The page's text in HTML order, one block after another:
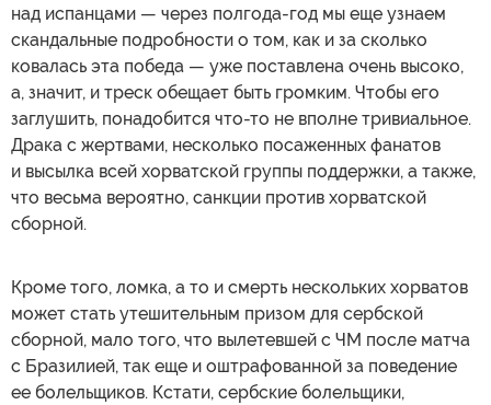
над испанцами — через полгода-год мы еще узнаем
скандальные подробности о том, как и за сколько
ковалась эта победа — уже поставлена очень высоко,
а, значит, и треск обещает быть громким. Чтобы его
заглушить, понадобится что-то не вполне тривиальное.
Драка с жертвами, несколько посаженных фанатов
и высылка всей хорватской группы поддержки, а также,
что весьма вероятно, санкции против хорватской
сборной.
Кроме того, ломка, а то и смерть нескольких хорватов
может стать утешительным призом для сербской
сборной, мало того, что вылетевшей с ЧМ после матча
с Бразилией, так еще и оштрафованной за поведение
ее болельщиков. Кстати, сербские болельщики,